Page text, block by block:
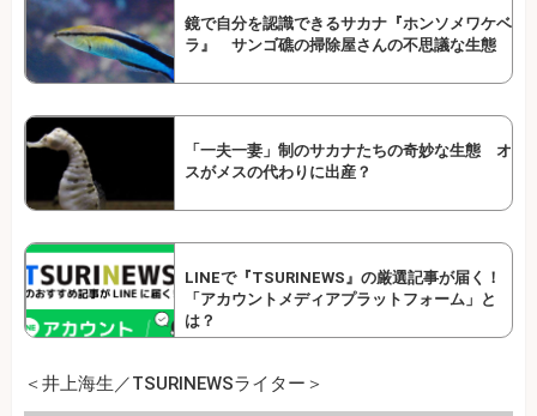
鏡で自分を認識できるサカナ『ホンソメワケベ
ラ』 サンゴ礁の掃除屋さんの不思議な生態
「一夫一妻」制のサカナたちの奇妙な生態 オ
スがメスの代わりに出産？
LINEで『TSURINEWS』の厳選記事が届く！
「アカウントメディアプラットフォーム」と
は？
＜井上海生／TSURINEWSライター＞